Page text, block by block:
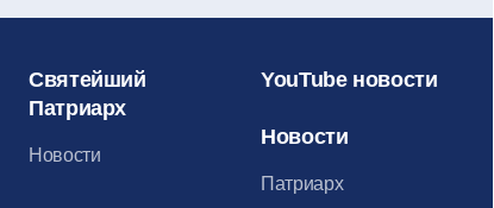
Святейший
Патриарх
Новости
YouTube новости
Новости
Патриарх